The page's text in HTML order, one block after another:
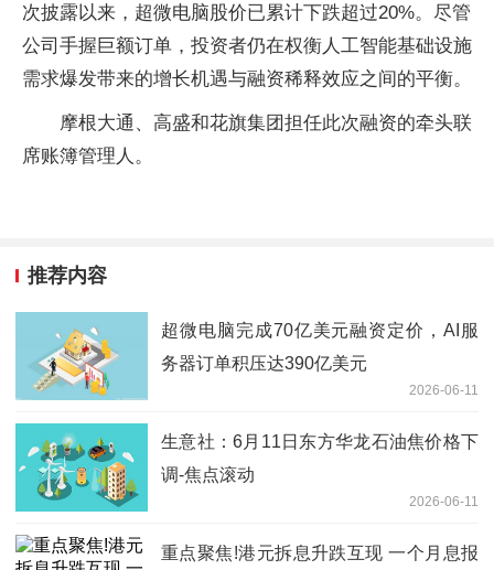
次披露以来，超微电脑股价已累计下跌超过20%。尽管
公司手握巨额订单，投资者仍在权衡人工智能基础设施
需求爆发带来的增长机遇与融资稀释效应之间的平衡。
摩根大通、高盛和花旗集团担任此次融资的牵头联
席账簿管理人。
推荐内容
超微电脑完成70亿美元融资定价，AI服
务器订单积压达390亿美元
2026-06-11
生意社：6月11日东方华龙石油焦价格下
调-焦点滚动
2026-06-11
重点聚焦!港元拆息升跌互现 一个月息报